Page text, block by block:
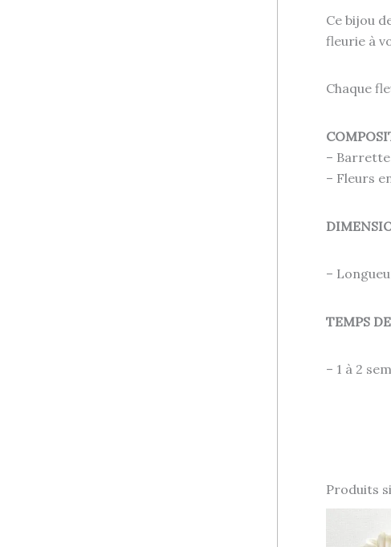
Ce bijou
fleurie à
Chaque
–
– Fleurs
–
TEMPS
– 1 à 2
Produits